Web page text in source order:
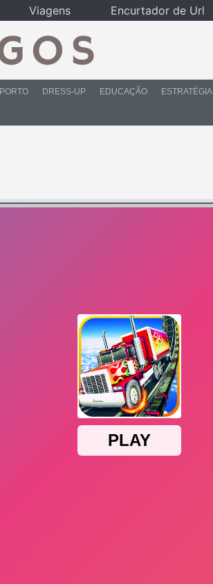
DRESS-UP EDUCAÇÃO ESTRATÉGIA
Viagens Encurtador de Url